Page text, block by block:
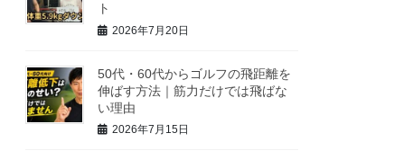
ト
2026年7月20日
50代・60代からゴルフの飛距離を
伸ばす方法｜筋力だけでは飛ばな
い理由
2026年7月15日